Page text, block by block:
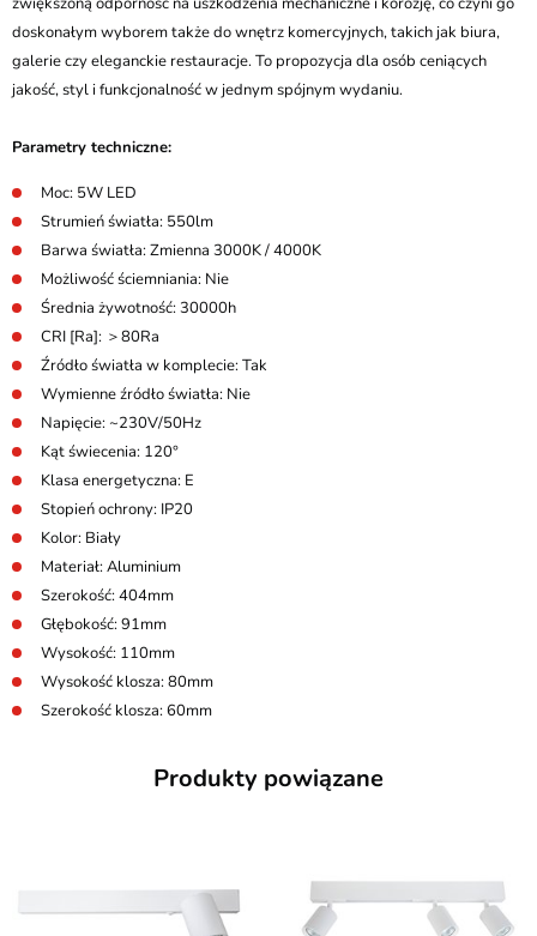
doskonałym wyborem także do wnętrz komercyjnych, takich jak biura,
galerie czy eleganckie restauracje. To propozycja dla osób ceniących
jakość, styl i funkcjonalność w jednym spójnym wydaniu.
Parametry techniczne:
Moc: 5W LED
Strumień światła: 550lm
Barwa światła: Zmienna 3000K / 4000K
Możliwość ściemniania: Nie
Średnia żywotność: 30000h
CRI [Ra]: ＞80Ra
Źródło światła w komplecie: Tak
Wymienne źródło światła: Nie
Napięcie: ~230V/50Hz
Kąt świecenia: 120°
Klasa energetyczna: E
Stopień ochrony: IP20
Kolor: Biały
Materiał: Aluminium
Szerokość: 404mm
Głębokość: 91mm
Wysokość: 110mm
Wysokość klosza: 80mm
Szerokość klosza: 60mm
Produkty powiązane